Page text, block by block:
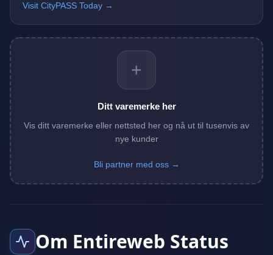
Visit CityPASS Today →
+
Ditt varemerke her
Vis ditt varemerke eller nettsted her og nå ut til tusenvis av
nye kunder
Bli partner med oss →
Om Entireweb Status